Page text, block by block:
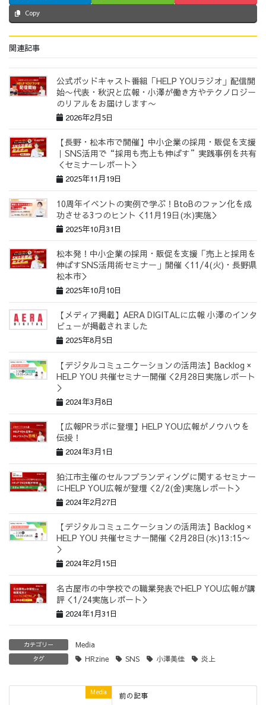
Copy
関連記事
公式ポッドキャスト番組「HELP YOUラジオ」配信開
始〜代表・秋沢と広報・小澤が働き方やテクノロジー
のリアルをお届けします〜
2026年2月5日
【長野・松本市で開催】中小企業の採用・販促を支援
｜SNS活用で“採用も売上も伸ばす”実践事例を共有
＜セミナーレポート＞
2025年11月19日
10周年イベントの実例で学ぶ！BtoBのファン化を成
功させる3つのヒント＜11月19日(水)実施＞
2025年10月31日
松本発！中小企業の採用・販促を支援「売上と採用を
伸ばすSNS活用術セミナー」開催＜11/4(火)・長野県
松本市＞
2025年10月10日
【メディア掲載】AERA DIGITALに広報 小澤のインタ
ビューが掲載されました
2025年8月5日
【デジタルコミュニケーションの活用法】Backlog ×
HELP YOU 共催セミナー開催＜2月28日実施レポート
＞
2024年3月8日
【広報PRラボに登壇】HELP YOU広報がノウハウを
伝授！
2024年3月1日
狛江市主催のセルフブランディングに関するセミナー
にHELP YOU広報が登壇＜2/2(金)実施レポート＞
2024年2月27日
【デジタルコミュニケーションの活用法】Backlog ×
HELP YOU 共催セミナー開催＜2月28日(水)13:15〜
＞
2024年2月15日
名古屋市の中学校での職業発表でHELP YOU広報が講
評＜1/24実施レポート＞
2024年1月31日
カテゴリー Media
タグ HRzine SNS 小澤美佳 炎上
Media 前の記事